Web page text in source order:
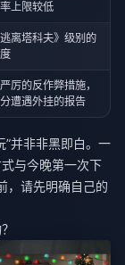
上限较低
离塔科夫》级别的
厉的反作弊措施，
遭遇外挂的报告
”并非非黑即白。一
与今晚第一次下
，请先明确自己的